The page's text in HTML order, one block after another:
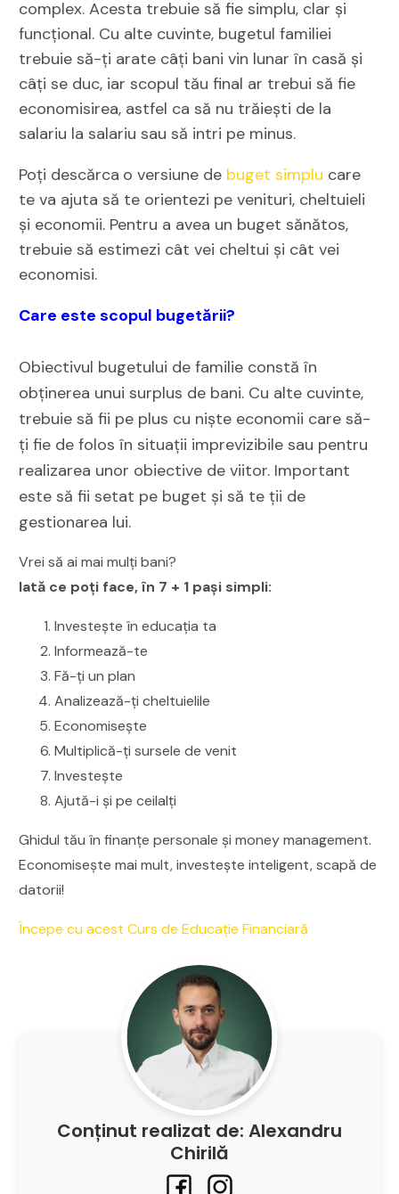
complex. Acesta trebuie să fie simplu, clar și
funcțional. Cu alte cuvinte, bugetul familiei
trebuie să-ți arate câți bani vin lunar în casă și
câți se duc, iar scopul tău final ar trebui să fie
economisirea, astfel ca să nu trăiești de la
salariu la salariu sau să intri pe minus.
Poți descărca o versiune de buget simplu care
te va ajuta să te orientezi pe venituri, cheltuieli
și economii. Pentru a avea un buget sănătos,
trebuie să estimezi cât vei cheltui și cât vei
economisi.
Care este scopul bugetării?
Obiectivul bugetului de familie constă în
obținerea unui surplus de bani. Cu alte cuvinte,
trebuie să fii pe plus cu niște economii care să-
ți fie de folos în situații imprevizibile sau pentru
realizarea unor obiective de viitor. Important
este să fii setat pe buget și să te ții de
gestionarea lui.
Vrei să ai mai mulți bani?
Iată ce poți face, în 7 + 1 pași simpli:
Investește în educația ta
Informează-te
Fă-ți un plan
Analizează-ți cheltuielile
Economisește
Multiplică-ți sursele de venit
Investește
Ajută-i și pe ceilalți
Ghidul tău în finanțe personale și money management.
Economisește mai mult, investește inteligent, scapă de
datorii!
Începe cu acest Curs de Educație Financiară
Conținut realizat de: Alexandru
Chirilă